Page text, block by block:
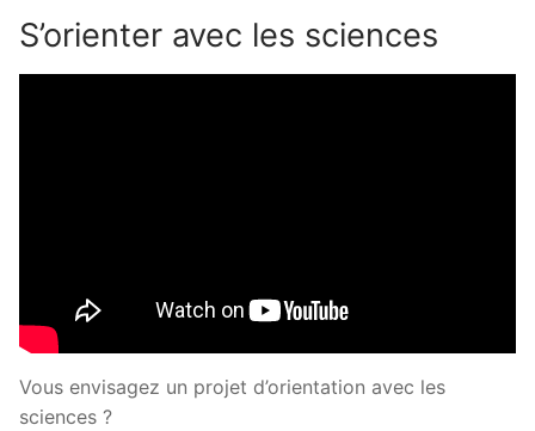
S’orienter avec les sciences
Vous envisagez un projet d’orientation avec les
sciences ?